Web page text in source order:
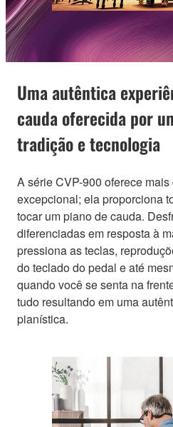
Uma autêntica
cauda oferecida por
tradição e tecnologia
A série CVP-900 oferece
excepcional; ela proporciona
tocar um piano de cauda.
diferenciadas em resposta à
pressiona as teclas,
do teclado do pedal e até
quando você se senta na
tudo resultando em uma
pianística.